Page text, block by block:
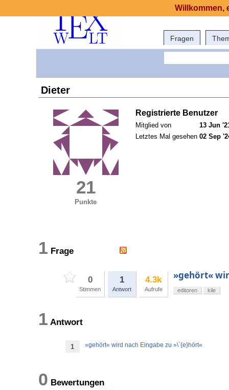
Fragen
Dieter
21
Punkte
Registrierte Benutzer
Mitglied von
13 Jun
Letztes Mal gesehen 02 Sep
1 Frage
0
Stimmen
1
Antwort
4.3k
Aufrufe
»gehört«
editoren kile
1 Antwort
1 »gehört« wird nach Eingabe zu »\`{e}hört«
0 Bewertungen
Willkommen,